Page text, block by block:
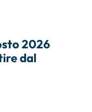
2026
dal